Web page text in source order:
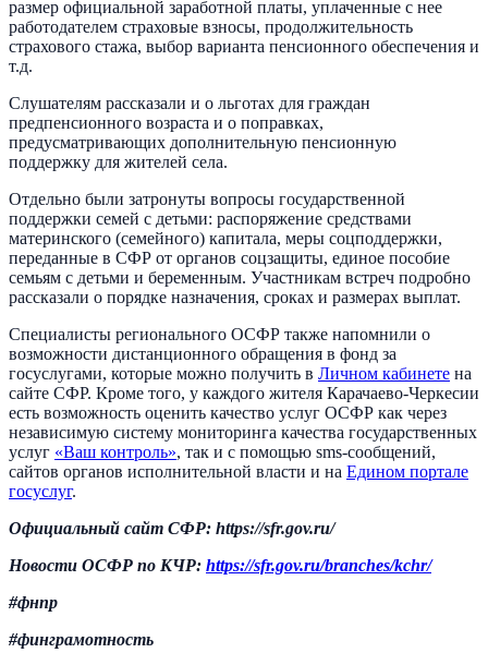
размер официальной заработной платы, уплаченные с нее
работодателем страховые взносы, продолжительность
страхового стажа, выбор варианта пенсионного обеспечения и
т.д.
Слушателям рассказали и о льготах для граждан
предпенсионного возраста и о поправках,
предусматривающих дополнительную пенсионную
поддержку для жителей села.
Отдельно были затронуты вопросы государственной
поддержки семей с детьми: распоряжение средствами
материнского (семейного) капитала, меры соцподдержки,
переданные в СФР от органов соцзащиты, единое пособие
семьям с детьми и беременным. Участникам встреч подробно
рассказали о порядке назначения, сроках и размерах выплат.
Специалисты регионального ОСФР также напомнили о
возможности дистанционного обращения в фонд за
госуслугами, которые можно получить в Личном кабинете на
сайте СФР. Кроме того, у каждого жителя Карачаево-Черкесии
есть возможность оценить качество услуг ОСФР как через
независимую систему мониторинга качества государственных
услуг «Ваш контроль», так и с помощью sms-сообщений,
сайтов органов исполнительной власти и на Едином портале
госуслуг.
Официальный сайт СФР: https://sfr.gov.ru/
Новости ОСФР по КЧР: https://sfr.gov.ru/branches/kchr/
#фнпр
#финграмотность